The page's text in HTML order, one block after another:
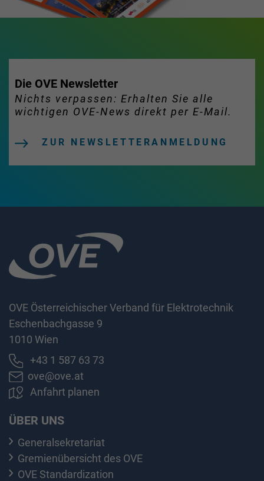
Die OVE Newsletter
Nichts verpassen: Erhalten Sie alle
wichtigen OVE-News direkt per E-Mail.
ZUR NEWSLETTERANMELDUNG
OVE Österreichischer Verband für Elektrotechnik
Eschenbachgasse 9
1010 Wien
+43 1 587 63 73
ove@ove.at
Anfahrt planen
ÜBER UNS
Generalsekretariat
Gremienübersicht des OVE
OVE Standardization